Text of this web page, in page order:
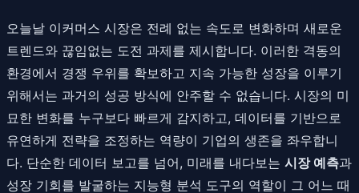
오늘날 이커머스 시장은 전례 없는 속도로 변화하며 새로운
트렌드와 끊임없는 도전 과제를 제시합니다. 이러한 격동의
환경에서 경쟁 우위를 확보하고 지속 가능한 성장을 이루기
위해서는 과거의 성공 방식에 안주할 수 없습니다. 시장의 미
묘한 변화를 누구보다 빠르게 감지하고, 데이터를 기반으로
유연하게 전략을 조정하는 역량이 기업의 생존을 좌우합니
다. 단순한 데이터 보고를 넘어, 미래를 내다보는 시장 예측과
성장 기회를 발굴하는 지능형 분석 도구의 역할이 그 어느 때